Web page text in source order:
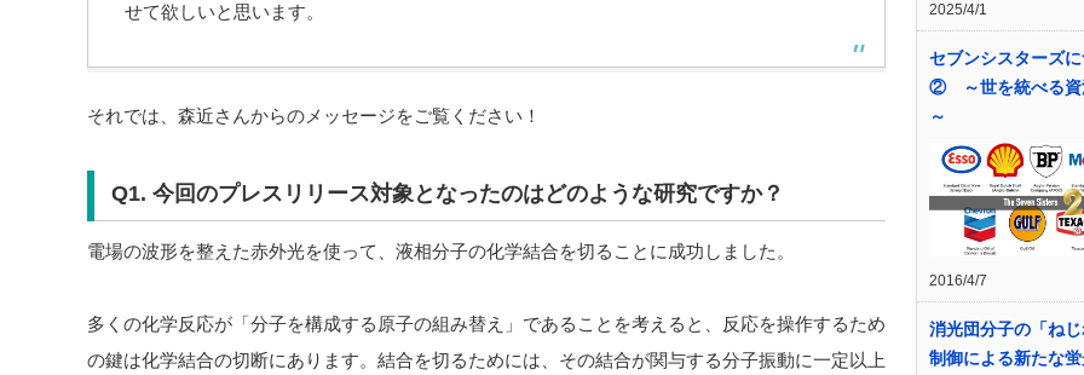
せて欲しいと思います。
それでは、森近さんからのメッセージをご覧ください！
Q1. 今回のプレスリリース対象となったのはどのような研究ですか？
電場の波形を整えた赤外光を使って、液相分子の化学結合を切ることに成功しました。
多くの化学反応が「分子を構成する原子の組み替え」であることを考えると、反応を操作するため
の鍵は化学結合の切断にあります。結合を切るためには、その結合が関与する分子振動に一定以上
2025/4/1
セブンシスターズ
② ～世を統べる資
～
2016/4/7
消光団分子の「ね
制御による新たな